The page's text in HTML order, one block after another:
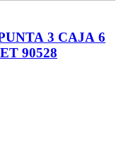
3 CAJA 6
90528